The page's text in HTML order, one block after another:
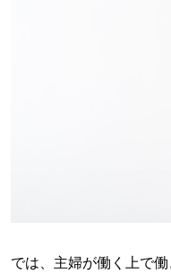
では、主婦が働く上で